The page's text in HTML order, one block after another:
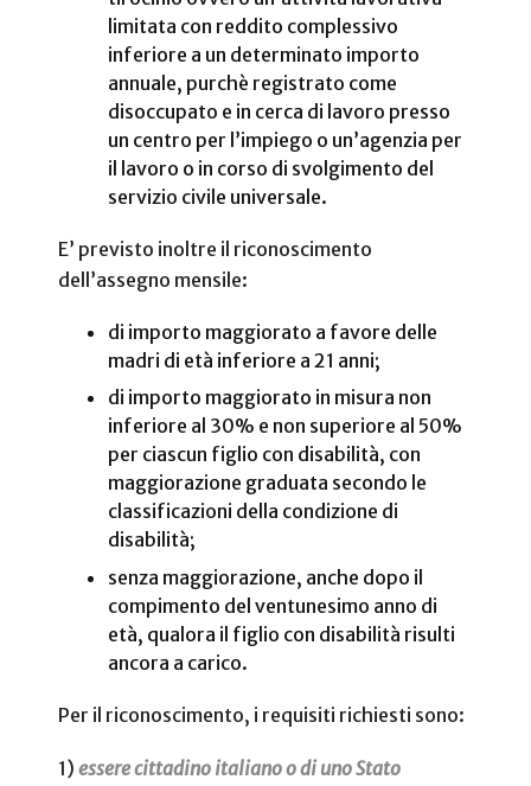
limitata con reddito complessivo
inferiore a un determinato importo
annuale, purchè registrato come
disoccupato e in cerca di lavoro presso
un centro per l’impiego o un’agenzia per
il lavoro o in corso di svolgimento del
servizio civile universale.
E’ previsto inoltre il riconoscimento
dell’assegno mensile:
di importo maggiorato a favore delle
madri di età inferiore a 21 anni;
di importo maggiorato in misura non
inferiore al 30% e non superiore al 50%
per ciascun figlio con disabilità, con
maggiorazione graduata secondo le
classificazioni della condizione di
disabilità;
senza maggiorazione, anche dopo il
compimento del ventunesimo anno di
età, qualora il figlio con disabilità risulti
ancora a carico.
Per il riconoscimento, i requisiti richiesti sono:
1) essere cittadino italiano o di uno Stato